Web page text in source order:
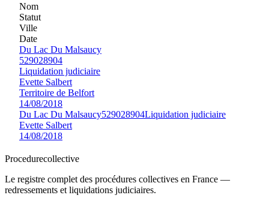
Nom
Statut
Ville
Date
Du Lac Du Malsaucy
529028904
Liquidation judiciaire
Evette Salbert
Territoire de Belfort
14/08/2018
Du Lac Du Malsaucy529028904Liquidation judiciaire
Evette Salbert
14/08/2018
Procedurecollective
Le registre complet des procédures collectives en France —
redressements et liquidations judiciaires.